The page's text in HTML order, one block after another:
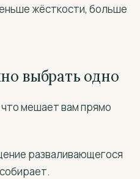
жёсткости, больше
выбрать одно
мешает вам прямо
разваливающегося